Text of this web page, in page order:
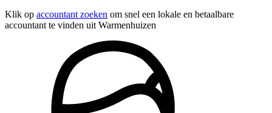
Klik op accountant zoeken om snel een lokale en betaalbare
accountant te vinden uit Warmenhuizen